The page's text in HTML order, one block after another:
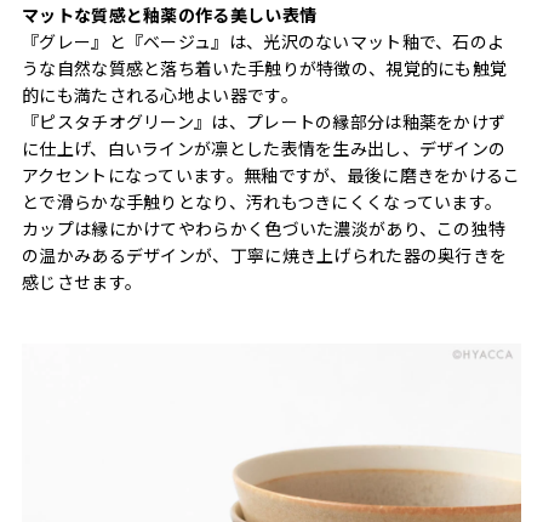
マットな質感と釉薬の作る美しい表情
『グレー』と『ベージュ』は、光沢のないマット釉で、石のよ
うな自然な質感と落ち着いた手触りが特徴の、視覚的にも触覚
的にも満たされる心地よい器です。
『ピスタチオグリーン』は、プレートの縁部分は釉薬をかけず
に仕上げ、白いラインが凛とした表情を生み出し、デザインの
アクセントになっています。無釉ですが、最後に磨きをかけるこ
とで滑らかな手触りとなり、汚れもつきにくくなっています。
カップは縁にかけてやわらかく色づいた濃淡があり、この独特
の温かみあるデザインが、丁寧に焼き上げられた器の奥行きを
感じさせます。